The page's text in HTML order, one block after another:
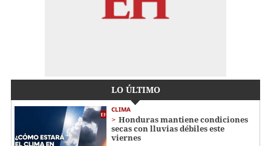
LO ÚLTIMO
CLIMA
Honduras mantiene condiciones
secas con lluvias débiles este
viernes